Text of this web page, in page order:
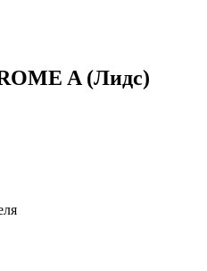
A (Лидс)